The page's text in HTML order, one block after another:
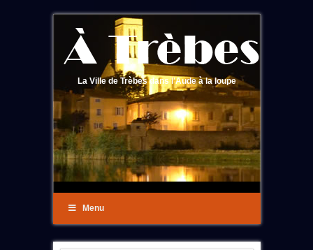
La Ville de Trèbes dans l'Aude à la loupe
Menu